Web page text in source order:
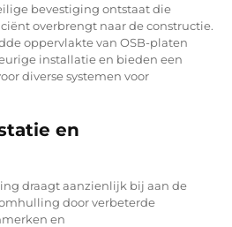
bevestiging ontstaat die
overbrengt naar de constructie.
oppervlakte van OSB-platen
installatie en bieden een
diverse systemen voor
en
draagt aanzienlijk bij aan de
door verbeterde
en